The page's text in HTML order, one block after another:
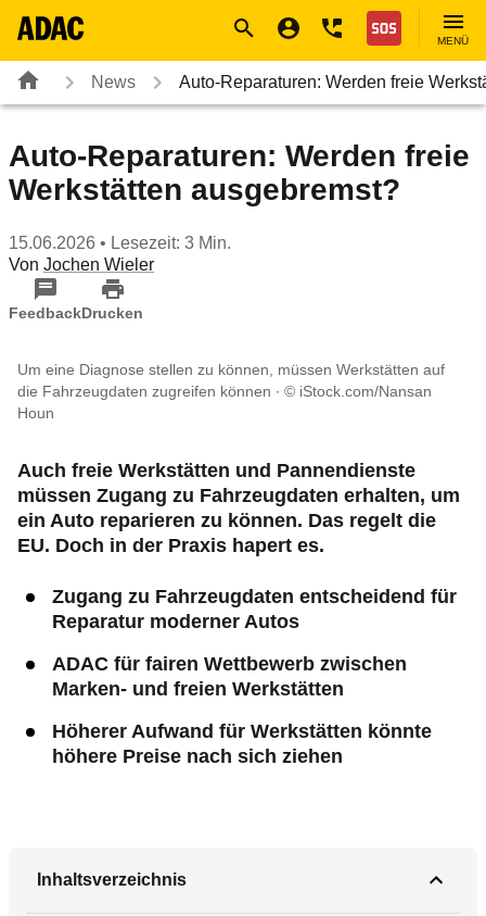
Nothilfe
MENÜ
News Auto-Reparaturen: Werden freie
Auto-Reparaturen: Werden freie
Werkstätten ausgebremst?
15.06.2026 • Lesezeit: 3 Min.
Von Jochen Wieler
FeedbackDrucken
Um eine Diagnose stellen zu können, müssen Werkstätten auf
die Fahrzeugdaten zugreifen können
© iStock.com/Nansan
Houn
Auch freie Werkstätten und Pannendienste
müssen Zugang zu Fahrzeugdaten erhalten, um
ein Auto reparieren zu können. Das regelt die
EU. Doch in der Praxis hapert es.
Zugang zu Fahrzeugdaten entscheidend für
Reparatur moderner Autos
ADAC für fairen Wettbewerb zwischen
Marken- und freien Werkstätten
Höherer Aufwand für Werkstätten könnte
höhere Preise nach sich ziehen
Inhaltsverzeichnis